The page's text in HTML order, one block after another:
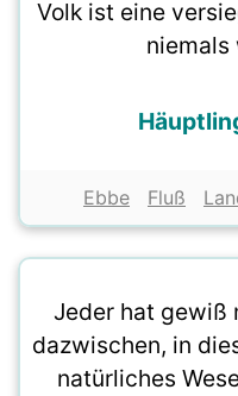
Volk ist eine
niemals
Ebbe Fluß
Jeder hat gewiß
dazwischen, in
natürliches